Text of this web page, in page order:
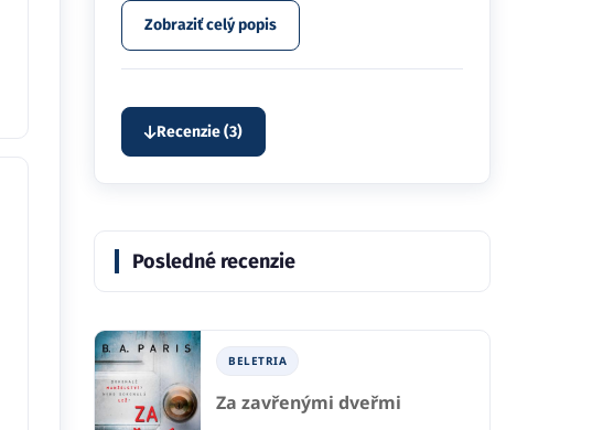
Zobraziť celý popis
Recenzie (3)
Posledné recenzie
BELETRIA
Za zavřenými dveřmi